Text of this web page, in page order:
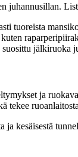
juhannusillan.
tuoreista
jälkiruoka
ja
ja kesäisestä